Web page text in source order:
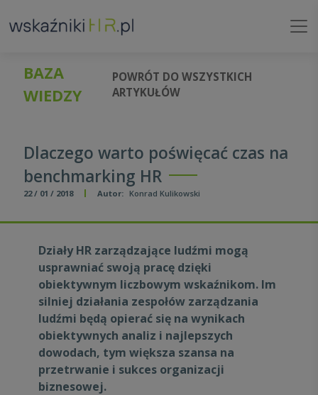
BAZA
WIEDZY
POWRÓT DO WSZYSTKICH
ARTYKUŁÓW
Dlaczego warto poświęcać czas na
benchmarking HR
22 / 01 / 2018 Autor: Konrad Kulikowski
Działy HR zarządzające ludźmi mogą
usprawniać swoją pracę dzięki
obiektywnym liczbowym wskaźnikom. Im
silniej działania zespołów zarządzania
ludźmi będą opierać się na wynikach
obiektywnych analiz i najlepszych
dowodach, tym większa szansa na
przetrwanie i sukces organizacji
biznesowej.